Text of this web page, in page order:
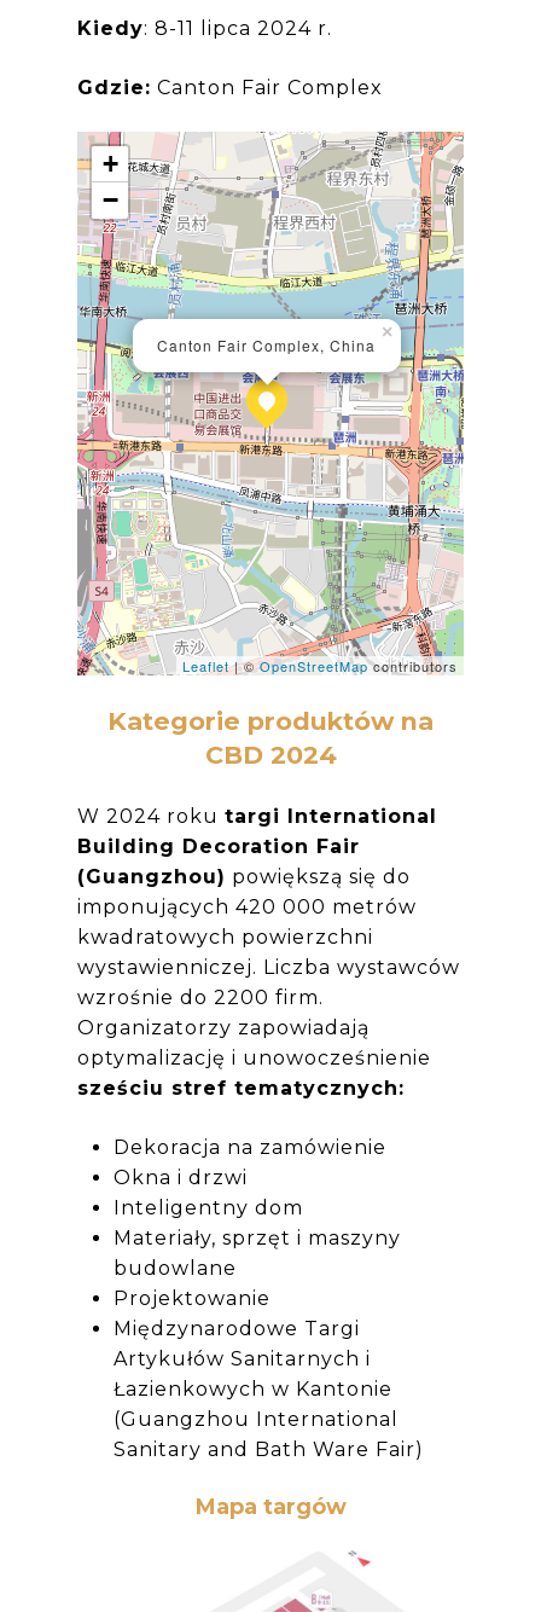
Kiedy: 8-11 lipca 2024 r.
Gdzie: Canton Fair Complex
Canton Fair Complex, China
×
+
−
Leaflet| ©OpenStreetMapcontributors
Kategorie produktów na
CBD 2024
W 2024 rokutargi International
Building Decoration Fair
(Guangzhou) powiększą się do
imponujących 420 000 metrów
kwadratowych powierzchni
wystawienniczej. Liczba wystawców
wzrośnie do 2200 firm.
Organizatorzy zapowiadają
optymalizację i unowocześnienie
sześciu stref tematycznych:
Dekoracja na zamówienie
Okna i drzwi
Inteligentny dom
Materiały, sprzęt i maszyny
budowlane
Projektowanie
Międzynarodowe Targi
Artykułów Sanitarnych i
Łazienkowych w Kantonie
(Guangzhou International
Sanitary and Bath Ware Fair)
Mapa targów